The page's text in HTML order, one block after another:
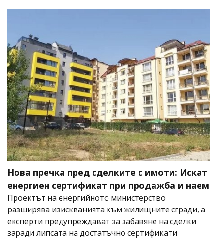
Нова пречка пред сделките с имоти: Искат
енергиен сертификат при продажба и наем
Проектът на енергийното министерство
разширява изискванията към жилищните сгради, а
експерти предупреждават за забавяне на сделки
заради липсата на достатъчно сертификати